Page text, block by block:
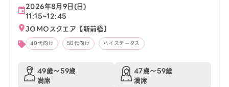
2026年8月9日(日)
11:15~12:45
JOMOスクエア【新前橋】
40代向け 50代向け ハイステータス
49歳〜59歳
満席
47歳〜59歳
満席